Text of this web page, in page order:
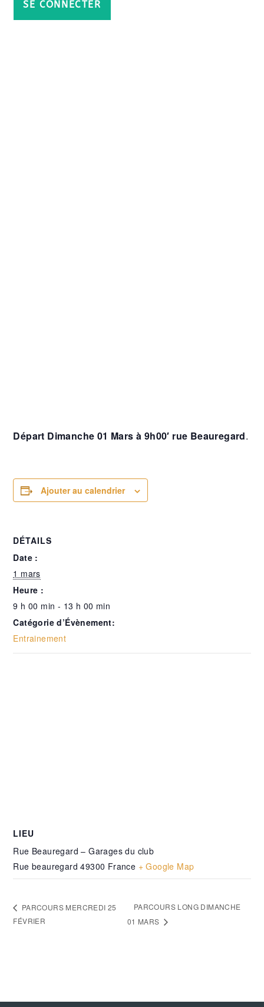
Départ Dimanche 01 Mars à 9h00′ rue Beauregard.
Ajouter au calendrier
DÉTAILS
Date :
1 mars
Heure :
9 h 00 min - 13 h 00 min
Catégorie d’Évènement:
Entrainement
LIEU
Rue Beauregard – Garages du club
Rue beauregard 49300 France + Google Map
PARCOURS MERCREDI 25
FÉVRIER
PARCOURS LONG DIMANCHE
01 MARS